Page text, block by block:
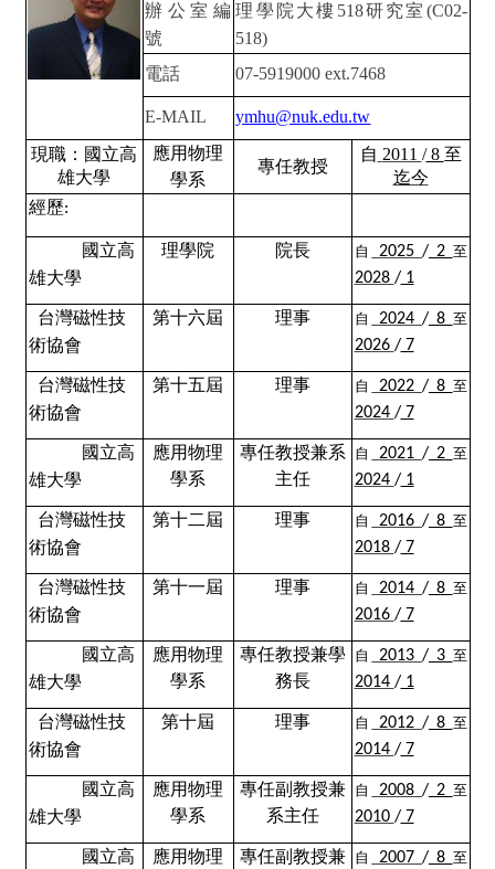
辦公室編
號
理學院大樓 518研究室 (C02-
518)
電話
07-5919000 ext.7468
E-MAIL
ymhu@nuk.edu.tw
現職：國立高
雄大學
應用物理
學系
專任教授
自 2011 /8 至
迄今
經歷:
國立高
雄大學
理學院 院長 自 2025 /2 至
2028 /1
台灣磁性技
術協會
第十六屆 理事 自 2024 /8 至
2026 /7
台灣磁性技
術協會
第十五屆 理事 自 2022 /8 至
2024 /7
國立高
雄大學
應用物理
學系
專任教授兼系
主任
自 2021 /2 至
2024 /1
台灣磁性技
術協會
第十二屆 理事 自 2016 /8 至
2018 /7
台灣磁性技
術協會
第十一屆 理事 自 2014 /8 至
2016 /7
國立高
雄大學
應用物理
學系
專任教授兼學
務長
自 2013 /3 至
2014 /1
台灣磁性技
術協會
第十屆 理事 自 2012 /8 至
2014 /7
國立高
雄大學
應用物理
學系
專任副教授兼
系主任
自 2008 /2 至
2010 /7
國立高
應用物理
專任副教授兼
自 2007 /8 至